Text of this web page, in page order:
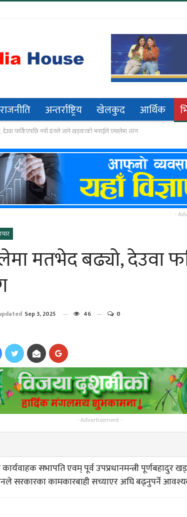
राजनीति अन्तर्राष्ट्रिय खेलकुद आर्थिक
देउवा फर्किएपछि नयाँ ढंगले जाने खड्काको भनाईले एमालेमा तरंग
-
मतभेद बढ्यो, देउवा
Sep 3, 2025 46 0
- Advertisement -
सभापति एवम् पूर्व उपप्रधानमन्त्री
सरकारका कामकारबाही सच्याएर अघि बढ्नुपर्ने